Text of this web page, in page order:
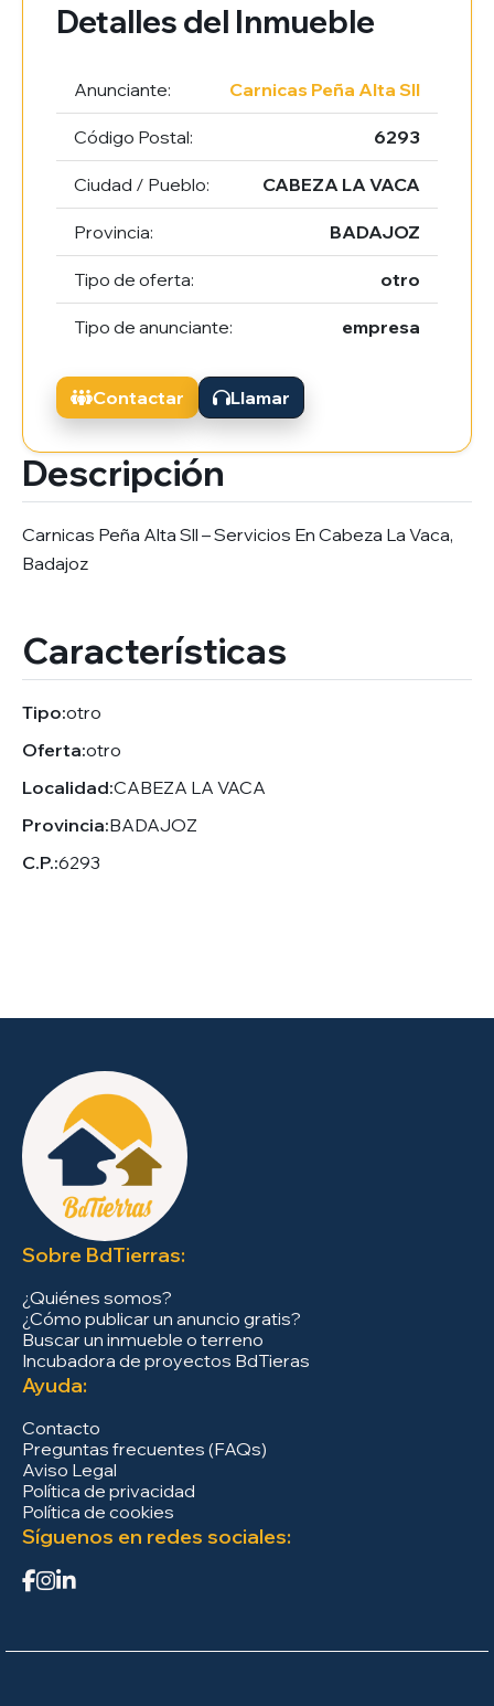
Descripción
Carnicas Peña Alta Sll – Servicios En Cabeza La Vaca,
Badajoz
Características
Tipo:otro
Oferta:otro
Localidad:CABEZA LA VACA
Provincia:BADAJOZ
C.P.:6293
Detalles del Inmueble
Anunciante: Carnicas Peña Alta Sll
Código Postal: 6293
Ciudad / Pueblo: CABEZA LA VACA
Provincia: BADAJOZ
Tipo de oferta: otro
Tipo de anunciante: empresa
Contactar Llamar
Sobre BdTierras:
¿Quiénes somos?
¿Cómo publicar un anuncio gratis?
Buscar un inmueble o terreno
Incubadora de proyectos BdTieras
Ayuda:
Contacto
Preguntas frecuentes (FAQs)
Aviso Legal
Política de privacidad
Política de cookies
Síguenos en redes sociales: